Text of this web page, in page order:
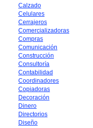
Calzado
Celulares
Cerrajeros
Comercializadoras
Compras
Comunicación
Construcción
Consultoría
Contabilidad
Coordinadores
Copiadoras
Decoración
Dinero
Directorios
Diseño